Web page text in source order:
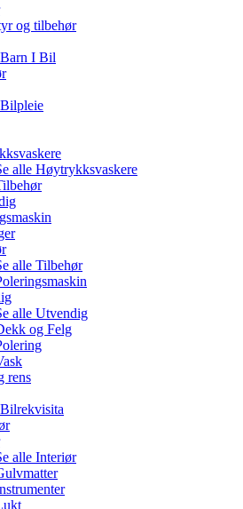
og tilbehør
Barn I Bil
Bilpleie
alle Høytrykksvaskere
alle Tilbehør
alle Utvendig
og Felg
rens
Bilrekvisita
alle Interiør